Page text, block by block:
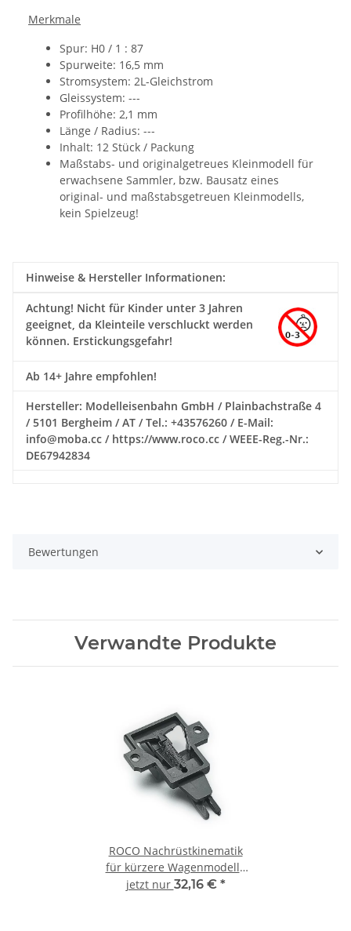
Merkmale
Spur: H0 / 1 : 87
Spurweite: 16,5 mm
Stromsystem: 2L-Gleichstrom
Gleissystem: ---
Profilhöhe: 2,1 mm
Länge / Radius: ---
Inhalt: 12 Stück / Packung
Maßstabs- und originalgetreues Kleinmodell für
erwachsene Sammler, bzw. Bausatz eines
original- und maßstabsgetreuen Kleinmodells,
kein Spielzeug!
Hinweise & Hersteller Informationen:
Achtung! Nicht für Kinder unter 3 Jahren
geeignet, da Kleinteile verschluckt werden
können. Erstickungsgefahr!
Ab 14+ Jahre empfohlen!
Hersteller: Modelleisenbahn GmbH / Plainbachstraße 4
/ 5101 Bergheim / AT / Tel.: +43576260 / E-Mail:
info@moba.cc / https://www.roco.cc / WEEE-Reg.-Nr.:
DE67942834
Bewertungen
Verwandte Produkte
ROCO Nachrüstkinematik
für kürzere Wagenmodelle
40343 Spur H0
jetzt nur 32,16 € *